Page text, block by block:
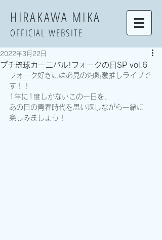
​HIRAKAWA MIKA
OFFICIAL WEBSITE
プチ琉球カーニバル!フォークの日SP vol.6
2022年3月22日
フォーク好きには必見の灼熱激推しライブで
す！！
1年に1度しかないこの一日を、
あの日の青春時代を思い返しながら一緒に
楽しみましょう！